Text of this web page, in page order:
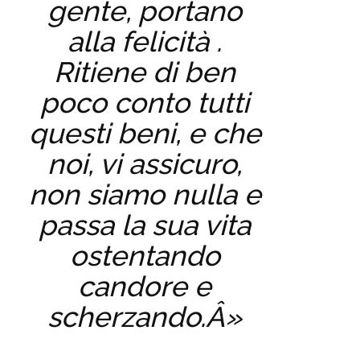
gente, portano
alla felicità .
Ritiene di ben
poco conto tutti
questi beni, e che
noi, vi assicuro,
non siamo nulla e
passa la sua vita
ostentando
candore e
scherzando.Â»